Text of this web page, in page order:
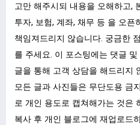
고만 해주시되 내용을 오해하고,
투자, 보험, 계좌, 채무 등 을 오
책임져드리지 않습니다. 궁금한
를 주세요. 이 포스팅에는 댓글
글을 통해 고객 상담을 해드리지
모든 글과 사진들은 무단도용 금
로 개인 용도로 캡쳐해가는 것은
복사 후 개인 블로그에 재업로드